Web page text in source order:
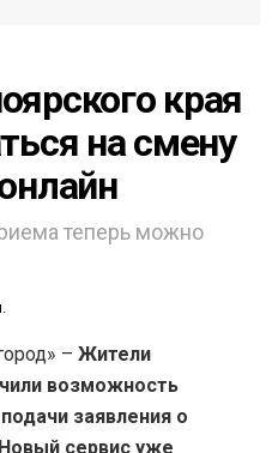
края
на смену
теперь можно
– Жители
возможность
заявления о
сервис уже